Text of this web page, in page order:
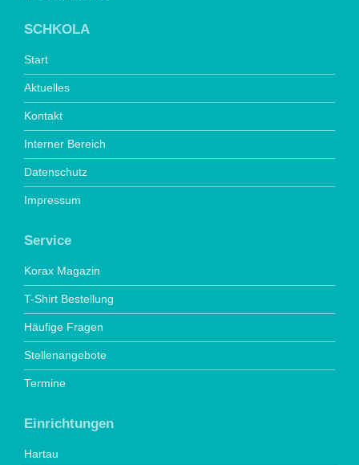
SCHKOLA
Start
Aktuelles
Kontakt
Interner Bereich
Datenschutz
Impressum
Service
Korax Magazin
T-Shirt Bestellung
Häufige Fragen
Stellenangebote
Termine
Einrichtungen
Hartau